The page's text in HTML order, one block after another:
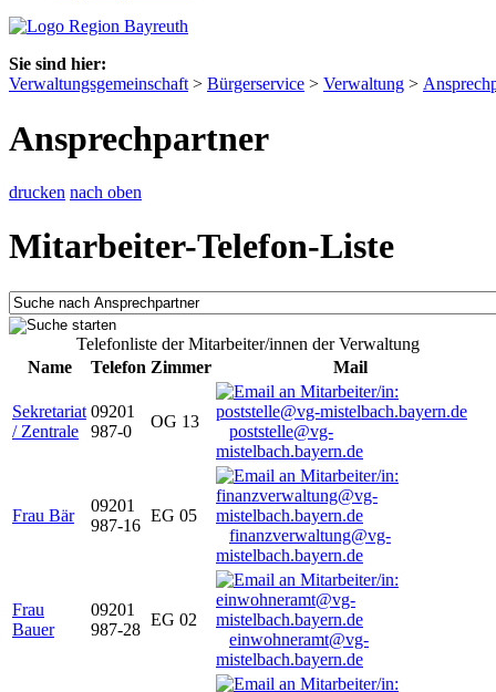
Sie sind hier:
Verwaltungsgemeinschaft > Bürgerservice > Verwaltung >
Ansprechpartner
drucken nach oben
Mitarbeiter-Telefon-Liste
Telefonliste der Mitarbeiter/innen der Verwaltung
Name
Telefon Zimmer Mail
Sekretariat
/ Zentrale
09201
987-0
OG 13
poststelle@vg-
mistelbach.bayern.de
Frau Bär
09201
987-16
EG 05
finanzverwaltung@vg-
mistelbach.bayern.de
Frau
Bauer
09201
987-28
EG 02
einwohneramt@vg-
mistelbach.bayern.de